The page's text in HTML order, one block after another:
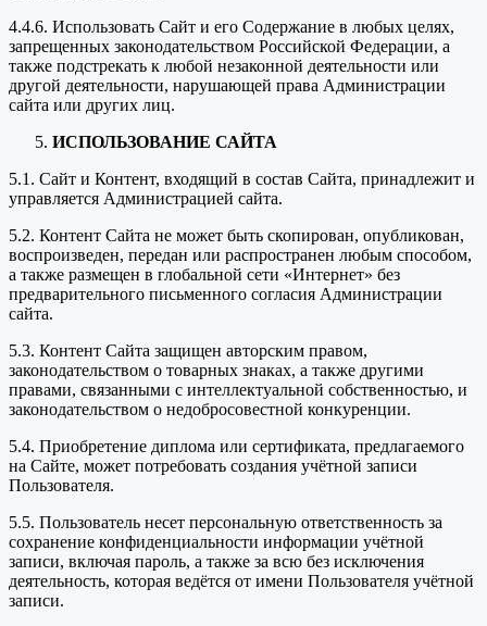
4.4.6. Использовать Сайт и его Содержание в любых целях,
запрещенных законодательством Российской Федерации, а
также подстрекать к любой незаконной деятельности или
другой деятельности, нарушающей права Администрации
сайта или других лиц.
ИСПОЛЬЗОВАНИЕ САЙТА
5.1. Сайт и Контент, входящий в состав Сайта, принадлежит и
управляется Администрацией сайта.
5.2. Контент Сайта не может быть скопирован, опубликован,
воспроизведен, передан или распространен любым способом,
а также размещен в глобальной сети «Интернет» без
предварительного письменного согласия Администрации
сайта.
5.3. Контент Сайта защищен авторским правом,
законодательством о товарных знаках, а также другими
правами, связанными с интеллектуальной собственностью, и
законодательством о недобросовестной конкуренции.
5.4. Приобретение диплома или сертификата, предлагаемого
на Сайте, может потребовать создания учётной записи
Пользователя.
5.5. Пользователь несет персональную ответственность за
сохранение конфиденциальности информации учётной
записи, включая пароль, а также за всю без исключения
деятельность, которая ведётся от имени Пользователя учётной
записи.